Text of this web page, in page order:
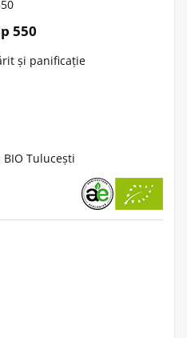
550
și panificație
BIO Tulucești